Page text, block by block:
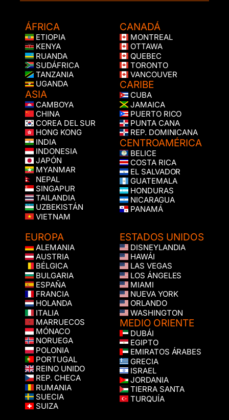
ÁFRICA
ETIOPIA
KENYA
RUANDA
SUDÁFRICA
TANZANIA
UGANDA
ASIA
CAMBOYA
CHINA
COREA DEL SUR
HONG KONG
INDIA
INDONESIA
JAPÓN
MYANMAR
NEPAL
SINGAPUR
TAILANDIA
UZBEKISTÁN
VIETNAM
CANADÁ
MONTREAL
OTTAWA
QUEBEC
TORONTO
VANCOUVER
CARIBE
CUBA
JAMAICA
PUERTO RICO
PUNTA CANA
REP. DOMINICANA
CENTROAMÉRICA
BELICE
COSTA RICA
EL SALVADOR
GUATEMALA
HONDURAS
NICARAGUA
PANAMÁ
EUROPA
ALEMANIA
AUSTRIA
BÉLGICA
BULGARIA
ESPAÑA
FRANCIA
HOLANDA
ITALIA
MARRUECOS
MÓNACO
NORUEGA
POLONIA
PORTUGAL
REINO UNIDO
REP. CHECA
RUMANIA
SUECIA
SUIZA
ESTADOS UNIDOS
DISNEYLANDIA
HAWÁI
LAS VEGAS
LOS ÁNGELES
MIAMI
NUEVA YORK
ORLANDO
WASHINGTON
MEDIO ORIENTE
DUBÁI
EGIPTO
EMIRATOS ÁRABES
GRECIA
ISRAEL
JORDANIA
TIERRA SANTA
TURQUÍA